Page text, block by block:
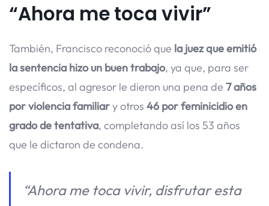
“Ahora me toca vivir”
También, Francisco reconoció que la juez que emitió
la sentencia hizo un buen trabajo, ya que, para ser
específicos, al agresor le dieron una pena de 7 años
por violencia familiary otros 46 por feminicidio en
grado de tentativa, completando así los 53 años
que le dictaron de condena.
“Ahora me toca vivir, disfrutar esta